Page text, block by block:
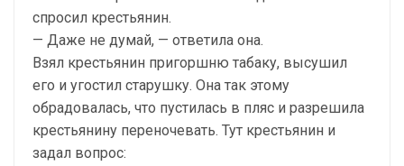
спросил крестьянин.
— Даже не думай, — ответила она.
Взял крестьянин пригоршню табаку, высушил
его и угостил старушку. Она так этому
обрадовалась, что пустилась в пляс и разрешила
крестьянину переночевать. Тут крестьянин и
задал вопрос: